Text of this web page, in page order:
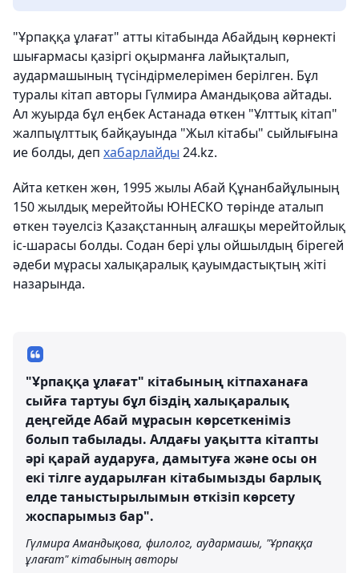
"Ұрпаққа ұлағат" атты кітабында Абайдың көрнекті
шығармасы қазіргі оқырманға лайықталып,
аудармашының түсіндірмелерімен берілген. Бұл
туралы кітап авторы Гүлмира Амандықова айтады.
Ал жуырда бұл еңбек Астанада өткен "Ұлттық кітап"
жалпыұлттық байқауында "Жыл кітабы" сыйлығына
ие болды, деп хабарлайды 24.kz.
Айта кеткен жөн, 1995 жылы Абай Құнанбайұлының
150 жылдық мерейтойы ЮНЕСКО төрінде аталып
өткен тәуелсіз Қазақстанның алғашқы мерейтойлық
іс-шарасы болды. Содан бері ұлы ойшылдың бірегей
әдеби мұрасы халықаралық қауымдастықтың жіті
назарында.
"Ұрпаққа ұлағат" кітабының кітпаханаға
сыйға тартуы бұл біздің халықаралық
деңгейде Абай мұрасын көрсеткеніміз
болып табылады. Алдағы уақытта кітапты
әрі қарай аударуға, дамытуға және осы он
екі тілге аударылған кітабымызды барлық
елде таныстырылымын өткізіп көрсету
жоспарымыз бар".
Гүлмира Амандықова, филолог, аудармашы, "Ұрпаққа
ұлағат" кітабының авторы